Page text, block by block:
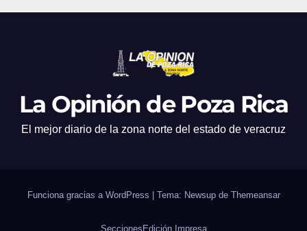
La Opinión de Poza Rica
El mejor diario de la zona norte del estado de veracruz
Funciona gracias a WordPress Tema: Newsup de Themeansar
SeccionesEdición Impresa